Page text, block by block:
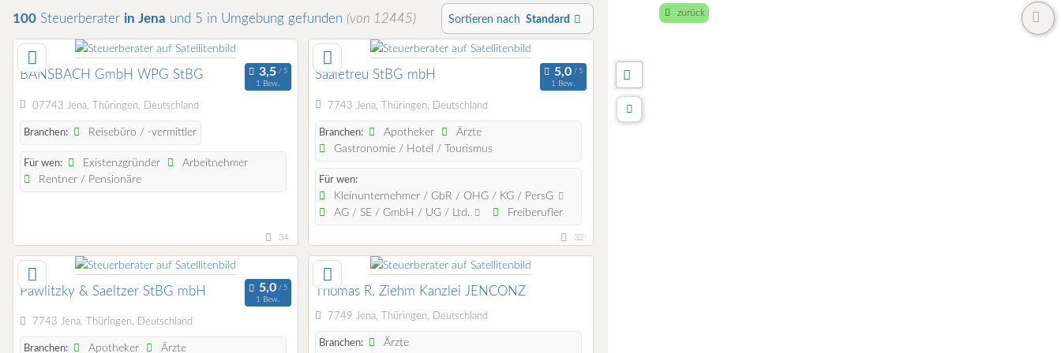
100 Steuerberater in Jena und 5 in Umgebung gefunden (von 12445) Sortieren nach Standard
BANSBACH GmbH WPG StBG
1 Bew.
07743 Jena, Thüringen, Deutschland
Branchen: Reisebüro / -vermittler
Für wen: Existenzgründer
Arbeitnehmer
Rentner / Pensionäre
34
Saaletreu StBG mbH
1 Bew.
7743 Jena, Thüringen, Deutschland
Branchen: Apotheker
Ärzte
Gastronomie / Hotel / Tourismus
Für wen:
Kleinunternehmer / GbR / OHG / KG / PersG
AG / SE / GmbH / UG / Ltd.
Freiberufler
32
Pawlitzky & Saeltzer StBG mbH
1 Bew.
7743 Jena, Thüringen, Deutschland
Branchen: Apotheker Ärzte
Thomas R. Ziehm Kanzlei JENCONZ
7749 Jena, Thüringen, Deutschland
Branchen: Ärzte
zurück